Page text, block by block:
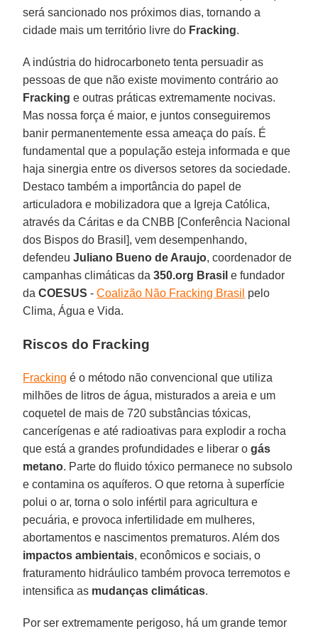
será sancionado nos próximos dias, tornando a
cidade mais um território livre do Fracking.
A indústria do hidrocarboneto tenta persuadir as
pessoas de que não existe movimento contrário ao
Fracking e outras práticas extremamente nocivas.
Mas nossa força é maior, e juntos conseguiremos
banir permanentemente essa ameaça do país. É
fundamental que a população esteja informada e que
haja sinergia entre os diversos setores da sociedade.
Destaco também a importância do papel de
articuladora e mobilizadora que a Igreja Católica,
através da Cáritas e da CNBB [Conferência Nacional
dos Bispos do Brasil], vem desempenhando,
defendeuJuliano Bueno de Araujo, coordenador de
campanhas climáticas da350.org Brasil e fundador
daCOESUS -Coalizão Não Fracking Brasil pelo
Clima, Água e Vida.
Riscos do Fracking
Fracking é o método não convencional que utiliza
milhões de litros de água, misturados a areia e um
coquetel de mais de 720 substâncias tóxicas,
cancerígenas e até radioativas para explodir a rocha
que está a grandes profundidades e liberar ogás
metano. Parte do fluido tóxico permanece no subsolo
e contamina os aquíferos. O que retorna à superfície
polui o ar, torna o solo infértil para agricultura e
pecuária, e provoca infertilidade em mulheres,
abortamentos e nascimentos prematuros. Além dos
impactos ambientais, econômicos e sociais, o
fraturamento hidráulico também provoca terremotos e
intensifica as mudanças climáticas.
Por ser extremamente perigoso, há um grande temor